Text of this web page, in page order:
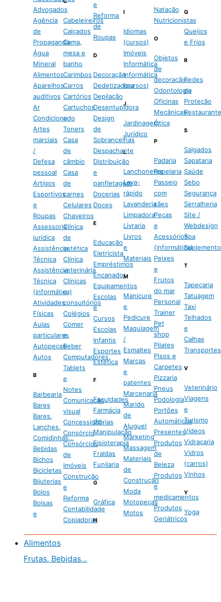
Advogados
Agência
de
Propaganda
Água
Mineral
Alimentos
Aparelhos
auditivos
Ar
Condicionado
Artes
marciais
/
Defesa
pessoal
Artigos
Esportivos
e
Roupas
Assessoria
jurídica
Assistência
Técnica
Assistência
Técnica
(informática)
Atividades
Físicas
Aulas
particulares
Autopeças
Autos
B
Barbearia
Bares
Bares,
Lanches,
Comidinhas…
Bebidas
Bichos
Bicicletas
Bijuterias
Bolos
Bolsas
e
Cabeleireiros
Calçados
Cama,
mesa e
banho
Carimbos
Carros
Cartórios
Cartuchos
e
Toners
Casa
de
câmbio
Casa
de
carnes
Celulares
Chaveiros
Clínica
de
estética
Clínica
veterinária
Clínicas
e
consultórios
Colégios
Comer
e
Beber
Computadores,
Tablets
e
Notes
Comunicação
visual
Concessionárias
Consórcio
Consórcios
de
Imóveis
Construção
e
Reforma
Contabilidade
Copiadoras
e
Reforma
de
Roupas
D
Decoração
Dedetizadora
Depilação
Desentupidora
Design
de
Sobrancelhas
Despachante
Distribuição
e
panfletagem
Docerias
Doces
E
Educação
Eletricista
Empréstimos
Encanador
Equipamentos
Escolas
e
Cursos
Escolas
Infantis
Esportes
Estética
F
Faculdades
Farmácia
de
Manipulação
Fisioterapia
Fraldas
Funilaria
G
Gráfica
H
I
Idiomas
(cursos)
Imóveis
Informática
Informática
(cursos)
J
Jardinagem
Jurídico
L
Lanchonetes
Lava-
rápido
Lavanderia
Limpadora
Livraria
Livros
e
Materiais
M
Manicure
e
Pedicure
Maquiagem
/
Esmaltes
Marcas
e
patentes
Marcenaria
Marido
de
Aluguel
Marketing
Massagem
Materiais
de
Construção
Moda
Motopeças
Motos
Natação
Nutricionistas
O
Objetos
de
decoração
Odontologia
Oficinas
Mecânicas
Ótica
P
Padaria
Papelaria
Passeio
com
cães
Peças
e
Acessórios
(informática)
Peixes
e
Frutos
do mar
Personal
Trainer
Pet
shop
Pilates
Pisos e
Carpetes
Pizzaria
Pneus
Podologia
Portões
Automáticos
Presentes
Produtos
de
Beleza
Produtos
e
medicamentos
Produtos
Geriátricos
Q
Queijos
e Frios
R
Redes
de
Proteção
S
Salgados
Sapataria
Saúde
Sebo
Segurança
Serralheria
Site /
Webdesign
Spa
T
Tapeçaria
Tatuagem
Taxi
Telhados
e
Calhas
Transportes
V
Veterinário
Viagens
e
Turismo
Vídeos
Vidraçaria
Vidros
(carros)
Vinhos
Y
Yoga
Alimentos
Frutas, Bebidas…